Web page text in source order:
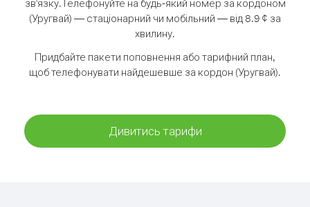
зв'язку.Телефонуйте на будь-який номер за кордоном
(Уругвай) — стаціонарний чи мобільний — від 8.9 ¢ за
хвилину.
Придбайте пакети поповнення або тарифний план,
щоб телефонувати найдешевше за кордон (Уругвай).
Дивитись тарифи